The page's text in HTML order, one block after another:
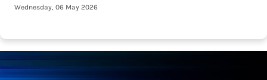
Wednesday, 06 May 2026